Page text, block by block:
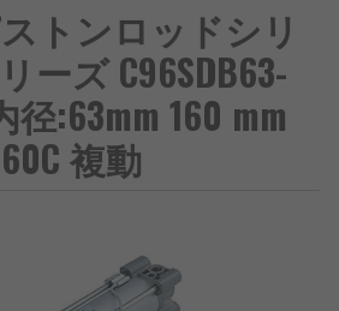
トンロッドシリ
ーズ C96SDB63-
径:63mm 160 mm
複動